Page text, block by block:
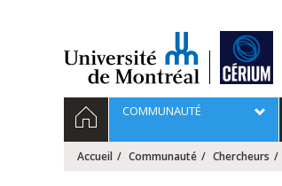
Navigation
principale
ACCUEILCOMMUNAUTÉ
Accueil Communauté Chercheurs